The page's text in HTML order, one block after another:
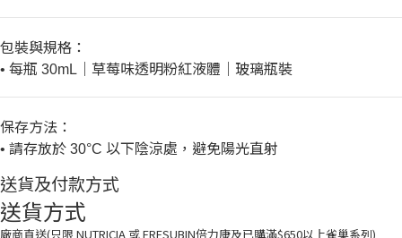
包裝與規格：
• 每瓶 30mL ｜草莓味透明粉紅液體｜玻璃瓶裝
保存方法：
• 請存放於 30°C 以下陰涼處，避免陽光直射
送貨及付款方式
送貨方式
廠商直送(只限 NUTRICIA 或 FRESUBIN倍力康及已購滿$650以上雀巢系列)